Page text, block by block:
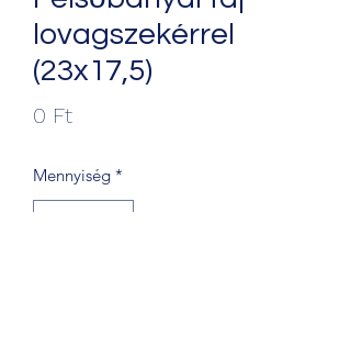
lovagszekérrel
(23x17,5)
0 FtÁr
Mennyiség *